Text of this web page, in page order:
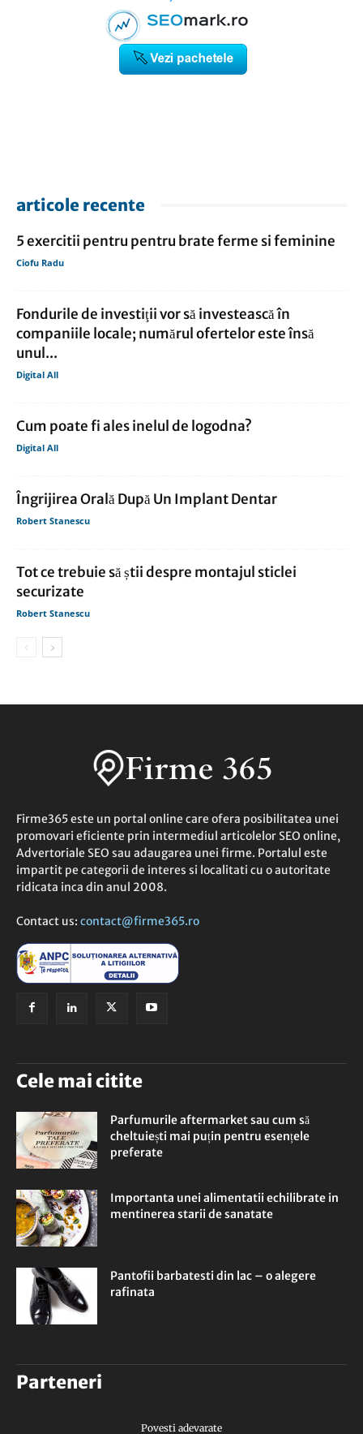
articole recente
5 exercitii pentru pentru brate ferme si feminine
Ciofu Radu
Fondurile de investiţii vor să investească în
companiile locale; numărul ofertelor este însă
unul...
Digital All
Cum poate fi ales inelul de logodna?
Digital All
Îngrijirea Orală După Un Implant Dentar
Robert Stanescu
Tot ce trebuie să știi despre montajul sticlei
securizate
Robert Stanescu
Firme365 este un portal online care ofera posibilitatea unei
promovari eficiente prin intermediul articolelor SEO online,
Advertoriale SEO sau adaugarea unei firme. Portalul este
impartit pe categorii de interes si localitati cu o autoritate
ridicata inca din anul 2008.
Contact us: contact@firme365.ro
Cele mai citite
Parfumurile aftermarket sau cum să
cheltuiești mai puțin pentru esențele
preferate
Importanta unei alimentatii echilibrate in
mentinerea starii de sanatate
Pantofii barbatesti din lac – o alegere
rafinata
Parteneri
Povesti adevarate